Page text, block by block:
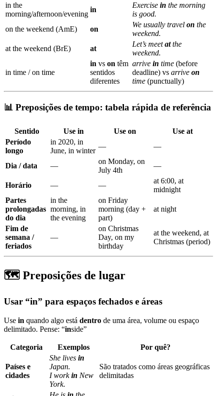
in the
morning/afternoon/evening
in
Exercise in the morning
is good.
on the weekend (AmE)
on
We usually travel on the
weekend.
at the weekend (BrE)
at
Let’s meetatthe
weekend.
in time / on time
in vs on têm
sentidos
diferentes
arrive in time (before
deadline) vs arrive on
time (punctually)
📊 Preposições de tempo: tabela rápida de referência
Sentido Use in Use on Use at
Período
longo
in 2020, in
June, in winter
— —
Dia / data —
on Monday, on
July 4th
—
Horário — —
at 6:00, at
midnight
Partes
prolongadas
do dia
in the
morning, in
the evening
on Friday
morning (day +
part)
at night
Fim de
semana /
feriados
—
on Christmas
Day, on my
birthday
at the weekend, at
Christmas (period)
🗺️ Preposições de lugar
Usar “in” para espaços fechados e áreas
Use in quando algo está dentro de uma área, volume ou espaço
delimitado. Pense: “inside”
Categoria Exemplos Por quê?
Países e
cidades
She lives in
Japan.
I workin New
York.
São tratados como áreas geográficas
delimitadas